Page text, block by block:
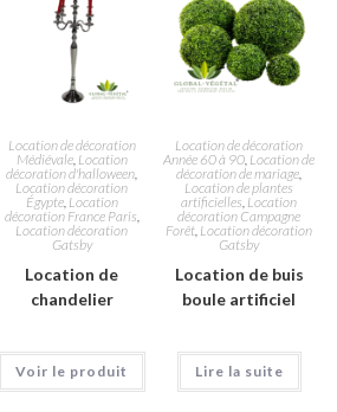
Location de décoration
Médiévale, Location
décoration d'halloween,
Location décoration
Égypte, Location
décoration France Paris,
Location décoration
Gatsby
Location de
chandelier
Voir le produit
Location de décoration
Année 60 à 90, Location de
décoration de mariage,
Location de plantes
artificielles, Location
décoration Campagne
Forêt, Location décoration
Gatsby
Location de buis
boule artificiel
Lire la suite